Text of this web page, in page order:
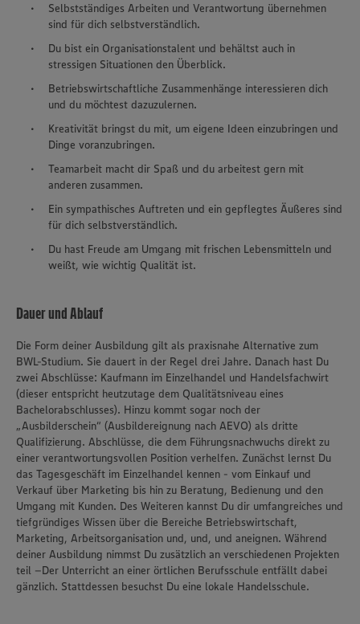
Selbstständiges Arbeiten und Verantwortung übernehmen
sind für dich selbstverständlich.
Du bist ein Organisationstalent und behältst auch in
stressigen Situationen den Überblick.
Betriebswirtschaftliche Zusammenhänge interessieren dich
und du möchtest dazuzulernen.
Kreativität bringst du mit, um eigene Ideen einzubringen und
Dinge voranzubringen.
Teamarbeit macht dir Spaß und du arbeitest gern mit
anderen zusammen.
Ein sympathisches Auftreten und ein gepflegtes Äußeres sind
für dich selbstverständlich.
Du hast Freude am Umgang mit frischen Lebensmitteln und
weißt, wie wichtig Qualität ist.
Dauer und Ablauf
Die Form deiner Ausbildung gilt als praxisnahe Alternative zum
BWL-Studium. Sie dauert in der Regel drei Jahre. Danach hast Du
zwei Abschlüsse: Kaufmann im Einzelhandel und Handelsfachwirt
(dieser entspricht heutzutage dem Qualitätsniveau eines
Bachelorabschlusses). Hinzu kommt sogar noch der
„Ausbilderschein“ (Ausbildereignung nach AEVO) als dritte
Qualifizierung. Abschlüsse, die dem Führungsnachwuchs direkt zu
einer verantwortungsvollen Position verhelfen. Zunächst lernst Du
das Tagesgeschäft im Einzelhandel kennen - vom Einkauf und
Verkauf über Marketing bis hin zu Beratung, Bedienung und den
Umgang mit Kunden. Des Weiteren kannst Du dir umfangreiches und
tiefgründiges Wissen über die Bereiche Betriebswirtschaft,
Marketing, Arbeitsorganisation und, und, und aneignen. Während
deiner Ausbildung nimmst Du zusätzlich an verschiedenen Projekten
teil –Der Unterricht an einer örtlichen Berufsschule entfällt dabei
gänzlich. Stattdessen besuchst Du eine lokale Handelsschule.